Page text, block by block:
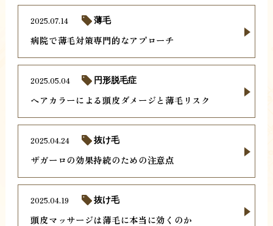
病院で薄毛対策専門的なアプローチ
2025.07.14 薄毛
ヘアカラーによる頭皮ダメージと薄毛リスク
2025.05.04 円形脱毛症
ザガーロの効果持続のための注意点
2025.04.24 抜け毛
頭皮マッサージは薄毛に本当に効くのか
2025.04.19 抜け毛